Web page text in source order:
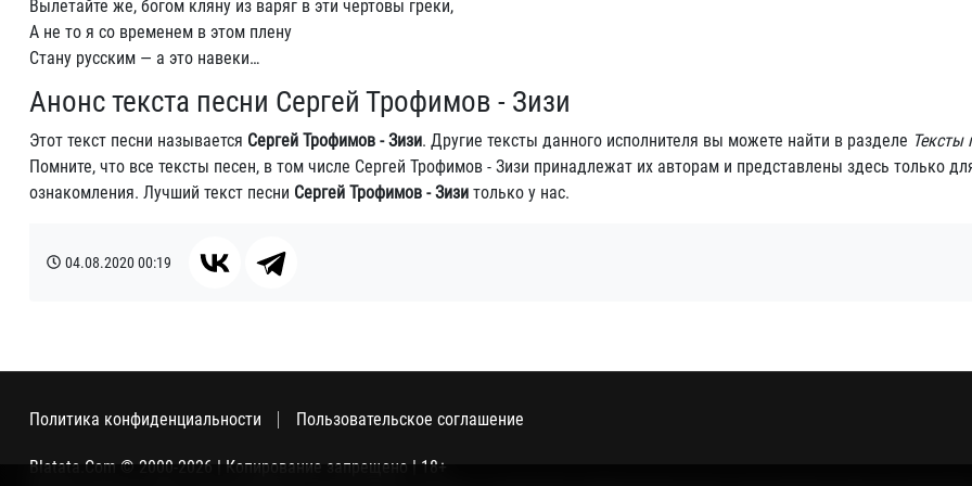
Вылетайте же, богом кляну из варяг в эти чертовы греки,
А не то я со временем в этом плену
Стану русским — а это навеки…
Анонс текста песни Сергей Трофимов - Зизи
Этот текст песни называется Сергей Трофимов - Зизи. Другие тексты данного исполнителя вы можете найти в разделе Тексты
Помните, что все тексты песен, в том числе Сергей Трофимов - Зизи принадлежат их авторам и представлены здесь только
ознакомления. Лучший текст песни Сергей Трофимов - Зизи только у нас.
04.08.202000:19
Политика конфиденциальности Пользовательское соглашение
Blatata.Com © 2000-2026 | Копирование запрещено | 18+